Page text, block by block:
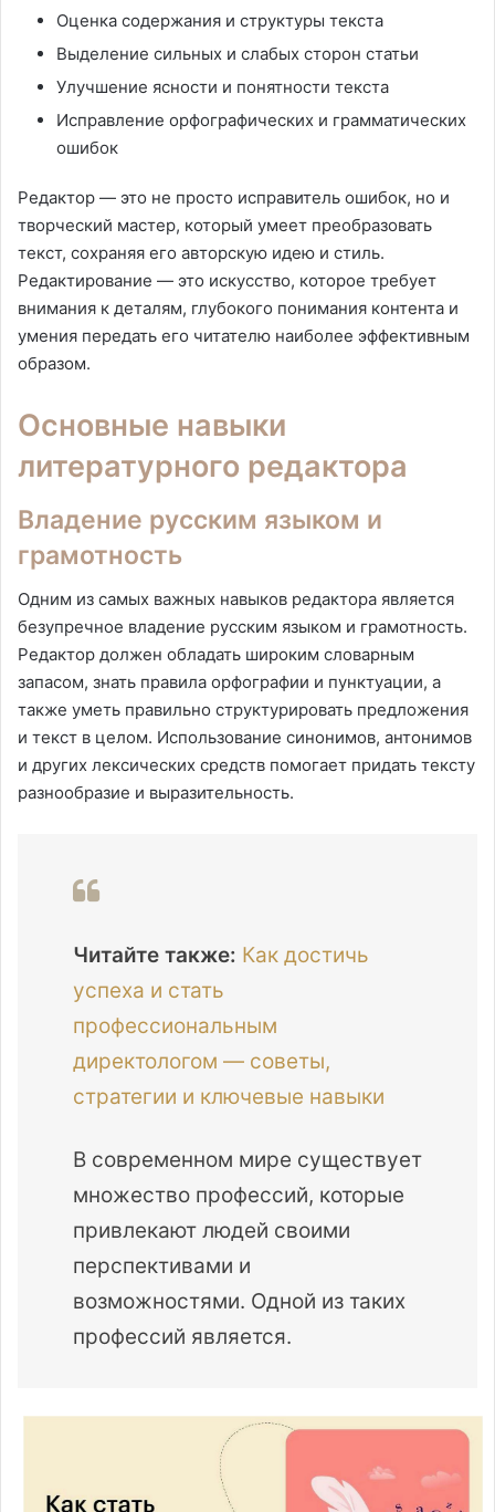
Оценка содержания и структуры текста
Выделение сильных и слабых сторон статьи
Улучшение ясности и понятности текста
Исправление орфографических и грамматических
ошибок
Редактор — это не просто исправитель ошибок, но и
творческий мастер, который умеет преобразовать
текст, сохраняя его авторскую идею и стиль.
Редактирование — это искусство, которое требует
внимания к деталям, глубокого понимания контента и
умения передать его читателю наиболее эффективным
образом.
Основные навыки
литературного редактора
Владение русским языком и
грамотность
Одним из самых важных навыков редактора является
безупречное владение русским языком и грамотность.
Редактор должен обладать широким словарным
запасом, знать правила орфографии и пунктуации, а
также уметь правильно структурировать предложения
и текст в целом. Использование синонимов, антонимов
и других лексических средств помогает придать тексту
разнообразие и выразительность.
Читайте также: Как достичь
успеха и стать
профессиональным
директологом — советы,
стратегии и ключевые навыки
В современном мире существует
множество профессий, которые
привлекают людей своими
перспективами и
возможностями. Одной из таких
профессий является.